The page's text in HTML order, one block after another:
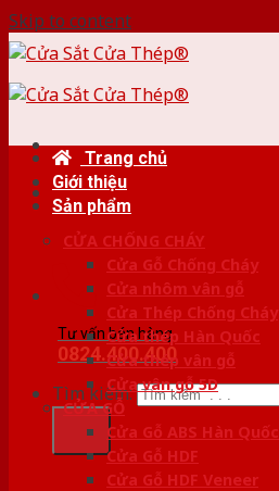
Skip to content
Tư vấn bán hàng
0824.400.400
Tìm kiếm:
Trang chủ
Giới thiệu
Sản phẩm
CỬA CHỐNG CHÁY
Cửa Gỗ Chống Cháy
Cửa nhôm vân gỗ
Cửa Thép Chống Cháy
Cửa thép Hàn Quốc
Cửa thép vân gỗ
Cửa vân gỗ 5D
CỬA GỖ
Cửa Gỗ ABS Hàn Quốc
Cửa Gỗ HDF
Cửa Gỗ HDF Veneer